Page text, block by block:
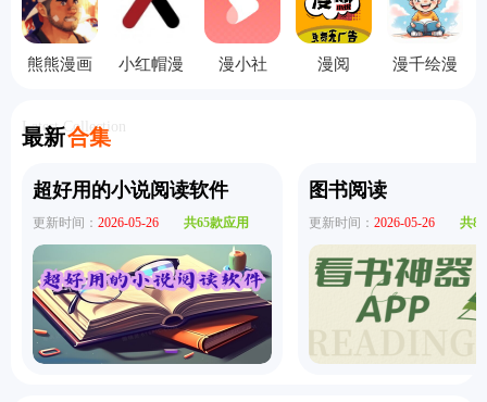
熊熊漫画
小红帽漫
漫小社 漫阅
漫千绘漫
最新合集
Latest Collection
超好用的小说阅读软件
更新时间： 2026-05-26 共65款应用
图书阅读
更新时间： 2026-05-26 共